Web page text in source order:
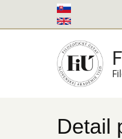
na
Detail